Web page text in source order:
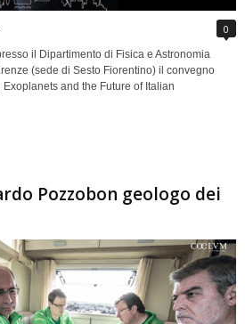
0
il Dipartimento di Fisica e Astronomia
(sede di Sesto Fiorentino) il convegno
and the Future of Italian
Pozzobon geologo dei